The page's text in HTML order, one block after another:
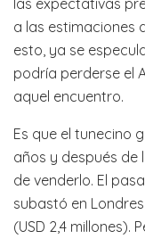
a las estimaciones
esto, ya se
podría perderse el
aquel encuentro.
Es que el tunecino
años y después de
de venderlo. El
subastó en
(USD 2,4 millones).